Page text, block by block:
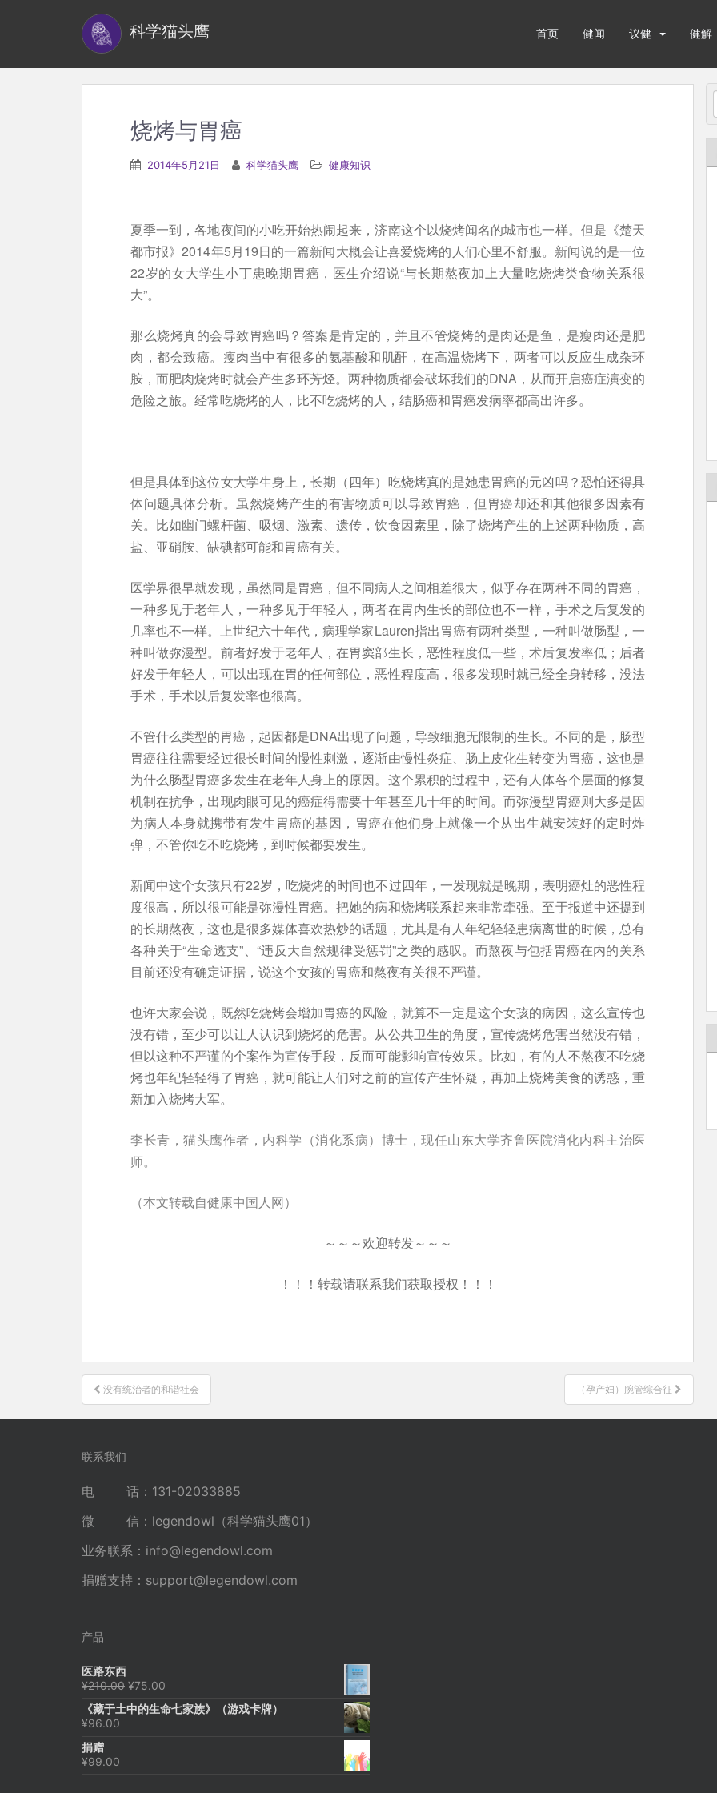
科学猫头鹰 首页 健闻 议健 健解
烧烤与胃癌
2014年5月21日 科学猫头鹰 健康知识
夏季一到，各地夜间的小吃开始热闹起来，济南这个以烧烤闻名的城市也一样。但是《楚天
都市报》2014年5月19日的一篇新闻大概会让喜爱烧烤的人们心里不舒服。新闻说的是一位
22岁的女大学生小丁患晚期胃癌，医生介绍说“与长期熬夜加上大量吃烧烤类食物关系很
大”。
那么烧烤真的会导致胃癌吗？答案是肯定的，并且不管烧烤的是肉还是鱼，是瘦肉还是肥
肉，都会致癌。瘦肉当中有很多的氨基酸和肌酐，在高温烧烤下，两者可以反应生成杂环
胺，而肥肉烧烤时就会产生多环芳烃。两种物质都会破坏我们的DNA，从而开启癌症演变的
危险之旅。经常吃烧烤的人，比不吃烧烤的人，结肠癌和胃癌发病率都高出许多。
但是具体到这位女大学生身上，长期（四年）吃烧烤真的是她患胃癌的元凶吗？恐怕还得具
体问题具体分析。虽然烧烤产生的有害物质可以导致胃癌，但胃癌却还和其他很多因素有
关。比如幽门螺杆菌、吸烟、激素、遗传，饮食因素里，除了烧烤产生的上述两种物质，高
盐、亚硝胺、缺碘都可能和胃癌有关。
医学界很早就发现，虽然同是胃癌，但不同病人之间相差很大，似乎存在两种不同的胃癌，
一种多见于老年人，一种多见于年轻人，两者在胃内生长的部位也不一样，手术之后复发的
几率也不一样。上世纪六十年代，病理学家Lauren指出胃癌有两种类型，一种叫做肠型，一
种叫做弥漫型。前者好发于老年人，在胃窦部生长，恶性程度低一些，术后复发率低；后者
好发于年轻人，可以出现在胃的任何部位，恶性程度高，很多发现时就已经全身转移，没法
手术，手术以后复发率也很高。
不管什么类型的胃癌，起因都是DNA出现了问题，导致细胞无限制的生长。不同的是，肠型
胃癌往往需要经过很长时间的慢性刺激，逐渐由慢性炎症、肠上皮化生转变为胃癌，这也是
为什么肠型胃癌多发生在老年人身上的原因。这个累积的过程中，还有人体各个层面的修复
机制在抗争，出现肉眼可见的癌症得需要十年甚至几十年的时间。而弥漫型胃癌则大多是因
为病人本身就携带有发生胃癌的基因，胃癌在他们身上就像一个从出生就安装好的定时炸
弹，不管你吃不吃烧烤，到时候都要发生。
新闻中这个女孩只有22岁，吃烧烤的时间也不过四年，一发现就是晚期，表明癌灶的恶性程
度很高，所以很可能是弥漫性胃癌。把她的病和烧烤联系起来非常牵强。至于报道中还提到
的长期熬夜，这也是很多媒体喜欢热炒的话题，尤其是有人年纪轻轻患病离世的时候，总有
各种关于“生命透支”、“违反大自然规律受惩罚”之类的感叹。而熬夜与包括胃癌在内的关系
目前还没有确定证据，说这个女孩的胃癌和熬夜有关很不严谨。
也许大家会说，既然吃烧烤会增加胃癌的风险，就算不一定是这个女孩的病因，这么宣传也
没有错，至少可以让人认识到烧烤的危害。从公共卫生的角度，宣传烧烤危害当然没有错，
但以这种不严谨的个案作为宣传手段，反而可能影响宣传效果。比如，有的人不熬夜不吃烧
烤也年纪轻轻得了胃癌，就可能让人们对之前的宣传产生怀疑，再加上烧烤美食的诱惑，重
新加入烧烤大军。
李长青，猫头鹰作者，内科学（消化系病）博士，现任山东大学齐鲁医院消化内科主治医
师。
（本文转载自健康中国人网）
～～～欢迎转发～～～
！！！转载请联系我们获取授权！！！
文
章
导
没有统治者的和谐社会 （孕产妇）腕管综合征
联系我们
电 话：131-02033885
微 信：legendowl（科学猫头鹰01）
业务联系： info@legendowl.com
捐赠支持： support@legendowl.com
产品
医路东西
¥210.00 原
为：
¥75.00
价
《藏于土中的生命七家族》（游戏卡牌）
¥96.00
捐赠
¥99.00